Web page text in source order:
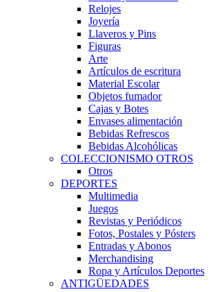
Relojes
Joyería
Llaveros y Pins
Figuras
Arte
Artículos de escritura
Material Escolar
Objetos fumador
Cajas y Botes
Envases alimentación
Bebidas Refrescos
Bebidas Alcohólicas
COLECCIONISMO OTROS
Otros
DEPORTES
Multimedia
Juegos
Revistas y Periódicos
Fotos, Postales y Pósters
Entradas y Abonos
Merchandising
Ropa y Artículos Deportes
ANTIGÜEDADES